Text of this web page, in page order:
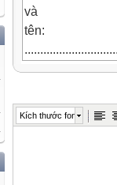
và
tên:
Ghi bằng số
Ghi bằng chữ
Kích thước font